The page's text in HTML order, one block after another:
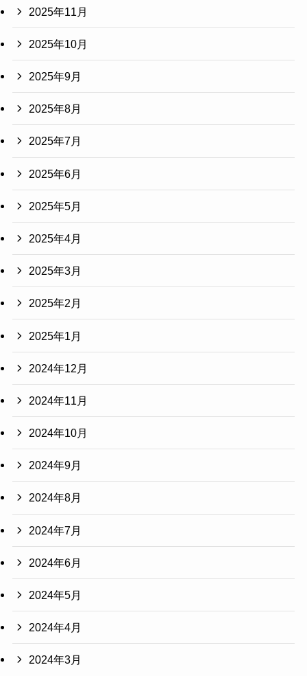
2025年11月
2025年10月
2025年9月
2025年8月
2025年7月
2025年6月
2025年5月
2025年4月
2025年3月
2025年2月
2025年1月
2024年12月
2024年11月
2024年10月
2024年9月
2024年8月
2024年7月
2024年6月
2024年5月
2024年4月
2024年3月